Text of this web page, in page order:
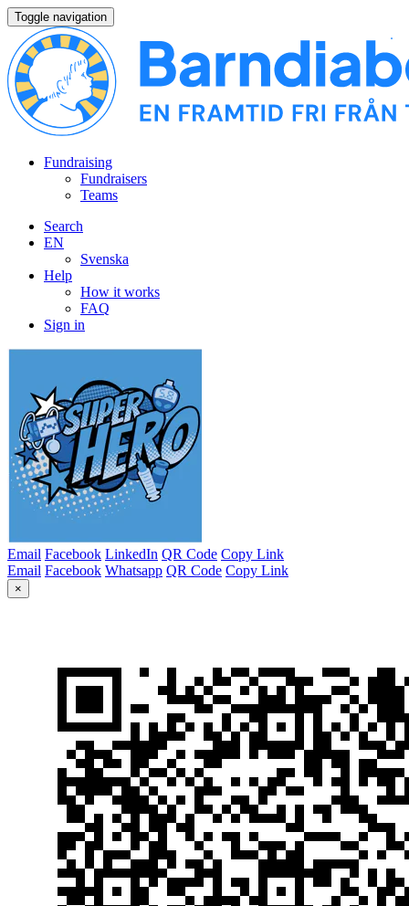
Toggle navigation
Fundraising
Fundraisers
Teams
Search
EN
Svenska
Help
How it works
FAQ
Sign in
Email Facebook LinkedIn QR Code Copy Link
Email Facebook Whatsapp QR Code Copy Link
×